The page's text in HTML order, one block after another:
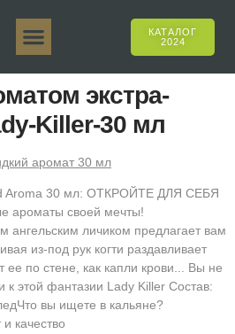
КАТАЛОГ
2024
экстра-
Killer-30 мл
Aroma 30 мл: ОТКРОЙТЕ ДЛЯ СЕБЯ
ароматы своей мечты!
ангельским личиком предлагает вам
из-под рук когти раздавливает
ее по стене, как капли крови... Вы не
к этой фантазии Lady Killer Состав:
вы ищете в кальяне?
качество